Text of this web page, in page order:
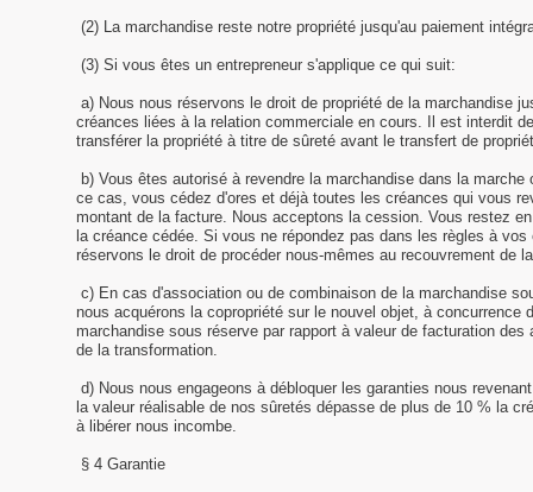
(2) La marchandise reste notre propriété jusqu'au paiement
(3) Si vous êtes un entrepreneur s'applique ce qui suit:
a) Nous nous réservons le droit de propriété de la marchandise
créances liées à la relation commerciale en cours. Il est interdit
transférer la propriété à titre de sûreté avant le transfert de
b) Vous êtes autorisé à revendre la marchandise dans la
ce cas, vous cédez d'ores et déjà toutes les créances qui vous
montant de la facture. Nous acceptons la cession. Vous restez
la créance cédée. Si vous ne répondez pas dans les règles à
réservons le droit de procéder nous-mêmes au recouvrement de
c) En cas d'association ou de combinaison de la marchandise
nous acquérons la copropriété sur le nouvel objet, à concurrence
marchandise sous réserve par rapport à valeur de facturation
de la transformation.
d) Nous nous engageons à débloquer les garanties nous
la valeur réalisable de nos sûretés dépasse de plus de 10 % la
à libérer nous incombe.
§ 4 Garantie